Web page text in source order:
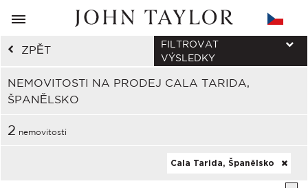
ZPĚT
NEMOVITOSTI NA PRODEJ CALA TARIDA,
ŠPANĚLSKO
FILTROVAT
VÝSLEDKY
2 nemovitosti
Cala Tarida, Španělsko